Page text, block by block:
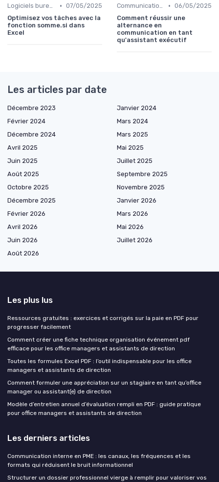
Logiciels bureautiques • 07/05/2025
Optimisez vos tâches avec la
fonction somme.si dans
Excel
Communication numérique • 06/05/2025
Comment réussir une
alternance en
communication en tant
qu'assistant exécutif
Les articles par date
Décembre 2023
Janvier 2024
Février 2024
Mars 2024
Décembre 2024
Mars 2025
Avril 2025
Mai 2025
Juin 2025
Juillet 2025
Août 2025
Septembre 2025
Octobre 2025
Novembre 2025
Décembre 2025
Janvier 2026
Février 2026
Mars 2026
Avril 2026
Mai 2026
Juin 2026
Juillet 2026
Août 2026
Les plus lus
Ressources gratuites : exercices et corrigés sur la paie en PDF pour
progresser facilement
Comment créer une fiche technique organisation événement pdf
efficace pour les office managers et assistants de direction
Toutes les formules Excel PDF : l’outil indispensable pour les office
managers et assistants de direction
Comment formuler une appréciation sur un stagiaire en tant qu’office
manager ou assistant(e) de direction
Modèle d’entretien annuel d’évaluation rempli en PDF : guide pratique
pour office managers et assistants de direction
Les derniers articles
Communication interne en PME : les canaux, les fréquences et les
formats qui réduisent le bruit informationnel
Structurer un dossier professionnel vierge à remplir pour valoriser vos